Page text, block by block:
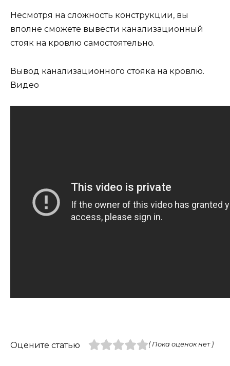
Несмотря на сложность конструкции, вы
вполне сможете вывести канализационный
стояк на кровлю самостоятельно.
Вывод канализационного стояка на кровлю.
Видео
Оцените статью ( Пока оценок нет )